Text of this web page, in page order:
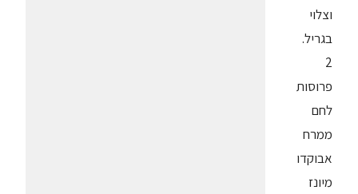
וצלוי
בגריל.
2
פרוסות
לחם
ממרח
אבוקדו
מיונז